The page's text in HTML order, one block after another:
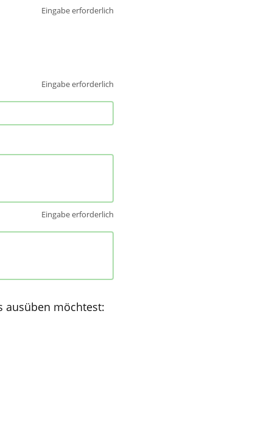
Eingabe erforderlich
Eingabe erforderlich
Eingabe erforderlich
ausüben möchtest: